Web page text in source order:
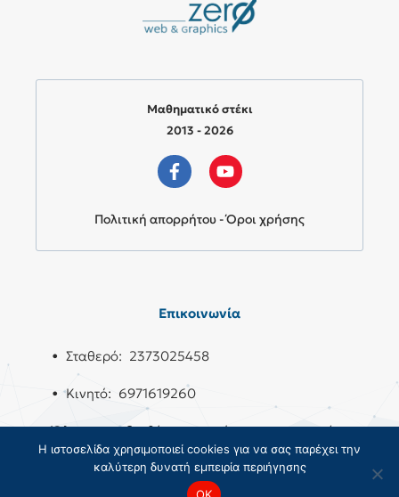
Μαθηματικό στέκι
2013 - 2026
Πολιτική απορρήτου - Όροι χρήσης
Επικοινωνία
• Σταθερό: 2373025458
• Κινητό: 6971619260
Όλους τους διαθέσιμους τρόπους επικοινωνίας
θα τους βρειςεδώ.
Η ιστοσελίδα χρησιμοποιεί cookies για να σας παρέχει την
καλύτερη δυνατή εμπειρία περιήγησης
OK